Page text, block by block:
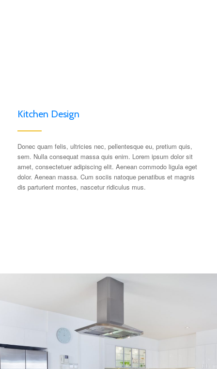
Kitchen Design
Donec quam felis, ultricies nec, pellentesque eu, pretium quis,
sem. Nulla consequat massa quis enim. Lorem ipsum dolor sit
amet, consectetuer adipiscing elit. Aenean commodo ligula eget
dolor. Aenean massa. Cum sociis natoque penatibus et magnis
dis parturient montes, nascetur ridiculus mus.